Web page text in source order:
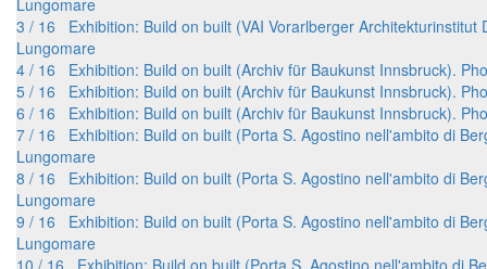
Lungomare
3 / 16 Exhibition: Build on built (VAI Vorarlberger Architekturinstitut
Lungomare
4 / 16 Exhibition: Build on built (Archiv für Baukunst Innsbruck).
5 / 16 Exhibition: Build on built (Archiv für Baukunst Innsbruck).
6 / 16 Exhibition: Build on built (Archiv für Baukunst Innsbruck).
7 / 16 Exhibition: Build on built (Porta S. Agostino nell'ambito di
Lungomare
8 / 16 Exhibition: Build on built (Porta S. Agostino nell'ambito di
Lungomare
9 / 16 Exhibition: Build on built (Porta S. Agostino nell'ambito di
Lungomare